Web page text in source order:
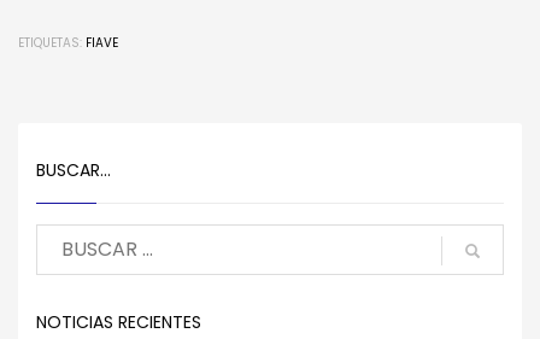
ETIQUETAS: FIAVE
BUSCAR…
NOTICIAS RECIENTES